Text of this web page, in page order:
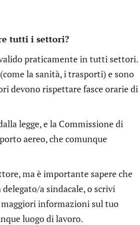
tutti i settori?
praticamente in tutti settori.
la sanità, i trasporti) e sono
devono rispettare fasce orarie di
legge, e la Commissione di
aereo, che comunque
ma è importante sapere che
a sindacale, o scrivi
informazioni sul tuo
luogo di lavoro.